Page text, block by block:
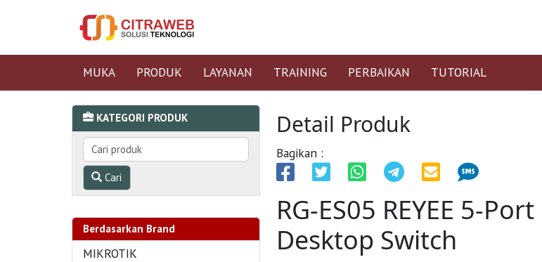
MUKA PRODUK LAYANAN TRAINING PERBAIKAN TUTORIAL
KATEGORI PRODUK
Cari
Berdasarkan Brand
MIKROTIK
Detail Produk
Bagikan :
RG-ES05 REYEE 5-
Desktop Switch